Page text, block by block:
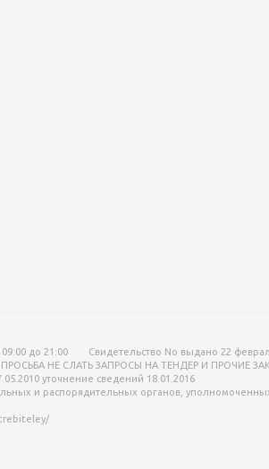
до 21:00
Свидетельство No выдано 22
ПРОСЬБА НЕ СЛАТЬ ЗАПРОСЫ НА ТЕНДЕР И ПРОЧИЕ
уточнение сведений 18.01.2016
и распорядительных органов,